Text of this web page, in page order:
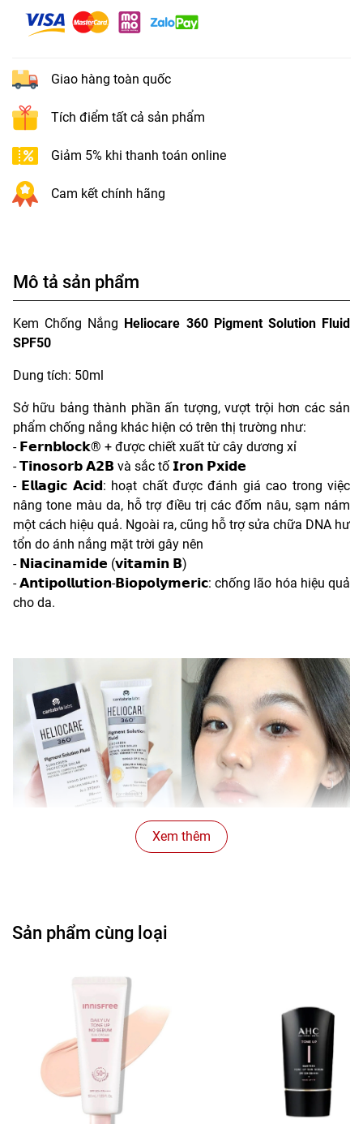
Giao hàng toàn quốc
Tích điểm tất cả sản phẩm
Giảm 5% khi thanh toán online
Cam kết chính hãng
Mô tả sản phẩm
Kem Chống Nắng Heliocare 360 Pigment Solution Fluid
SPF50
Dung tích: 50ml
Sở hữu bảng thành phần ấn tượng, vượt trội hơn các sản
phẩm chống nắng khác hiện có trên thị trường như:
- 𝗙𝗲𝗿𝗻𝗯𝗹𝗼𝗰𝗸® + được chiết xuất từ cây dương xỉ
- 𝗧𝗶𝗻𝗼𝘀𝗼𝗿𝗯 𝗔𝟮𝗕 và sắc tố 𝗜𝗿𝗼𝗻 𝗣𝘅𝗶𝗱𝗲
- 𝗘𝗹𝗹𝗮𝗴𝗶𝗰 𝗔𝗰𝗶𝗱: hoạt chất được đánh giá cao trong việc
nâng tone màu da, hỗ trợ điều trị các đốm nâu, sạm nám
một cách hiệu quả. Ngoài ra, cũng hỗ trợ sửa chữa DNA hư
tổn do ánh nắng mặt trời gây nên
- 𝗡𝗶𝗮𝗰𝗶𝗻𝗮𝗺𝗶𝗱𝗲 (𝘃𝗶𝘁𝗮𝗺𝗶𝗻 𝗕)
- 𝗔𝗻𝘁𝗶𝗽𝗼𝗹𝗹𝘂𝘁𝗶𝗼𝗻-𝗕𝗶𝗼𝗽𝗼𝗹𝘆𝗺𝗲𝗿𝗶𝗰: chống lão hóa hiệu quả
cho da.
Xem thêm
Sản phẩm cùng loại